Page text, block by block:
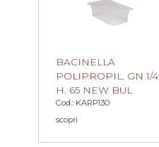
BACINELLA
POLIPROPIL. GN 1/4
H. 65 NEW BUL
Cod.: KARP130
scopri